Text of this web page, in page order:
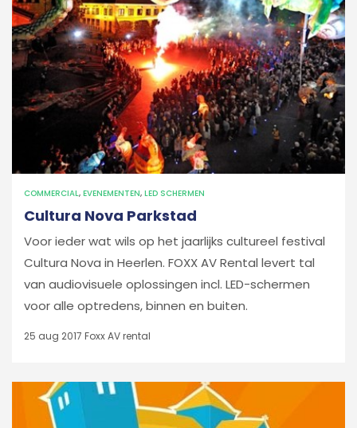
COMMERCIAL, EVENEMENTEN, LED SCHERMEN
Cultura Nova Parkstad
Voor ieder wat wils op het jaarlijks cultureel festival
Cultura Nova in Heerlen. FOXX AV Rental levert tal
van audiovisuele oplossingen incl. LED-schermen
voor alle optredens, binnen en buiten.
25 aug 2017 Foxx AV rental